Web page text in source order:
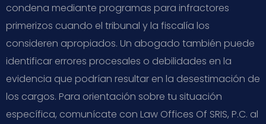
condena mediante programas para infractores
primerizos cuando el tribunal y la fiscalía los
consideren apropiados. Un abogado también puede
identificar errores procesales o debilidades en la
evidencia que podrían resultar en la desestimación de
los cargos. Para orientación sobre tu situación
específica, comunícate con Law Offices Of SRIS, P.C. al